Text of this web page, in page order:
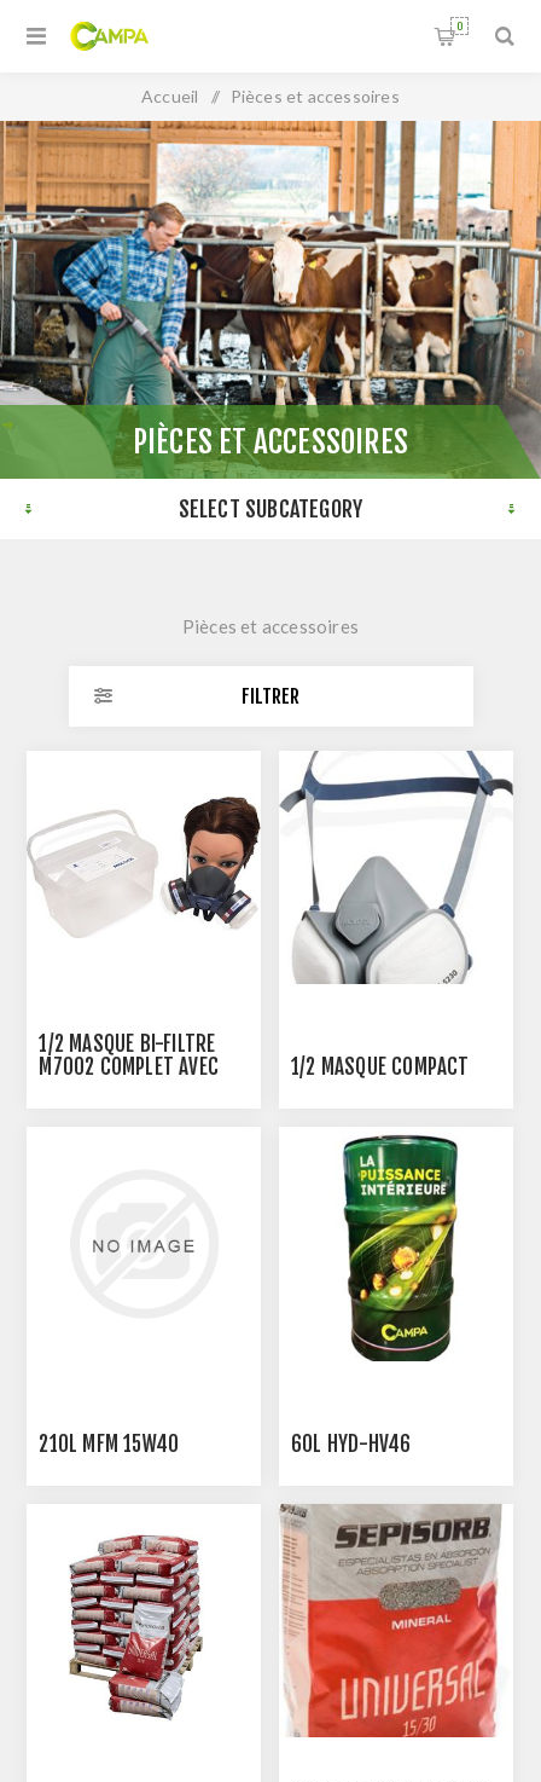
0
Accueil / Pièces et accessoires
PIÈCES ET ACCESSOIRES
SELECT SUBCATEGORY
Pièces et accessoires
FILTRER
1/2 MASQUE BI-FILTRE
M7002 COMPLET AVEC
1/2 MASQUE COMPACT
210L MFM 15W40 60L HYD-HV46